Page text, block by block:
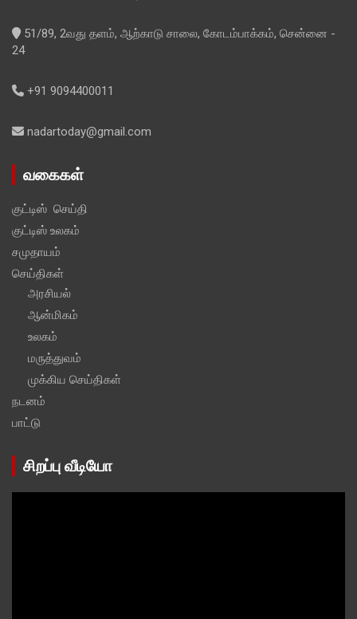
51/89, 2வது தளம், ஆற்காடு சாலை, கோடம்பாக்கம், சென்னை -
24
+91 9094400011
nadartoday@gmail.com
வகைகள்
குட்டிஸ் செய்தி
குட்டிஸ் உலகம்
சமுதாயம்
செய்திகள்
அரசியல்
ஆன்மிகம்
உலகம்
மருத்துவம்
முக்கிய செய்திகள்
நடனம்
பாட்டு
சிறப்பு வீடியோ